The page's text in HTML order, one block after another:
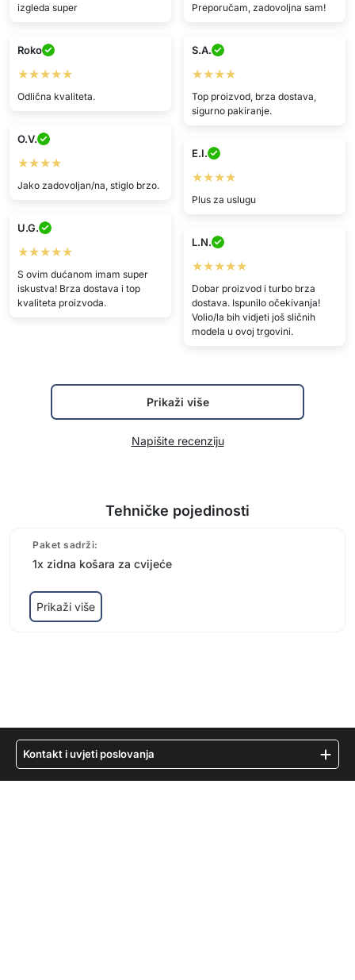
izgleda super Preporučam, zadovoljna sam!
Roko
★★★★★
Odlična kvaliteta.
S.A.
★★★★
Top proizvod, brza dostava,
sigurno pakiranje.
O.V.
★★★★
Jako zadovoljan/na, stiglo brzo.
E.I.
★★★★
Plus za uslugu
U.G.
★★★★★
S ovim dućanom imam super
iskustva! Brza dostava i top
kvaliteta proizvoda.
L.N.
★★★★★
Dobar proizvod i turbo brza
dostava. Ispunilo očekivanja!
Volio/la bih vidjeti još sličnih
modela u ovoj trgovini.
Prikaži više
Napišite recenziju
Tehničke pojedinosti
Paket sadrži:
1x zidna košara za cvijeće
Prikaži više
Kontakt i uvjeti poslovanja